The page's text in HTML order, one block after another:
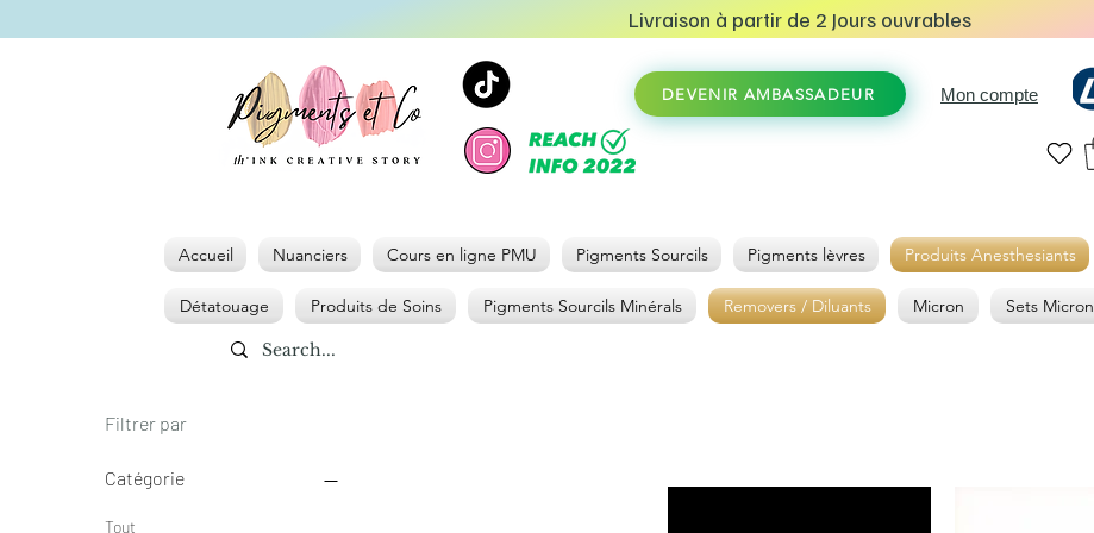
DEVENIR AMBASSADEUR Mon compte
Accueil Nuanciers Cours en ligne PMU Pigments Sourcils Pigments lèvres Produits Anesthesiants
Détatouage Produits de Soins Pigments Sourcils Minérals Removers / Diluants Micron Sets Micron
Livraison à partir de 2 Jours ouvrables
Filtrer par
Catégorie
Tout